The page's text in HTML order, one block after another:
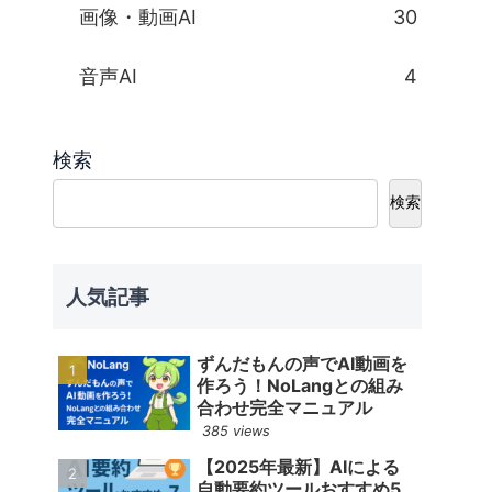
画像・動画AI 30
音声AI 4
検索
検索
人気記事
ずんだもんの声でAI動画を
作ろう！NoLangとの組み
合わせ完全マニュアル
385 views
【2025年最新】AIによる